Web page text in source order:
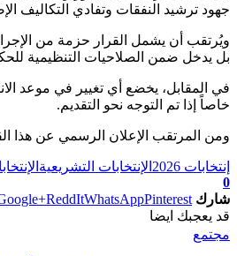
جهود ترشيد النفقات وتفادي التكاليف
ويُرتقب أن يشمل القرار حزمة من
بل يدخل ضمن الصلاحيات التنظيمية للحكومة، وفقاً
خاصاً إذا تم التوجه نحو التقديم.
ومن المرتقب الإعلان الرسمي عن هذا
إنتخابات 2026 الإنتخابات التشريعية
0
شارك
ReddItWhatsAppPinterest
قد يعجبك ايضا
مجتمع